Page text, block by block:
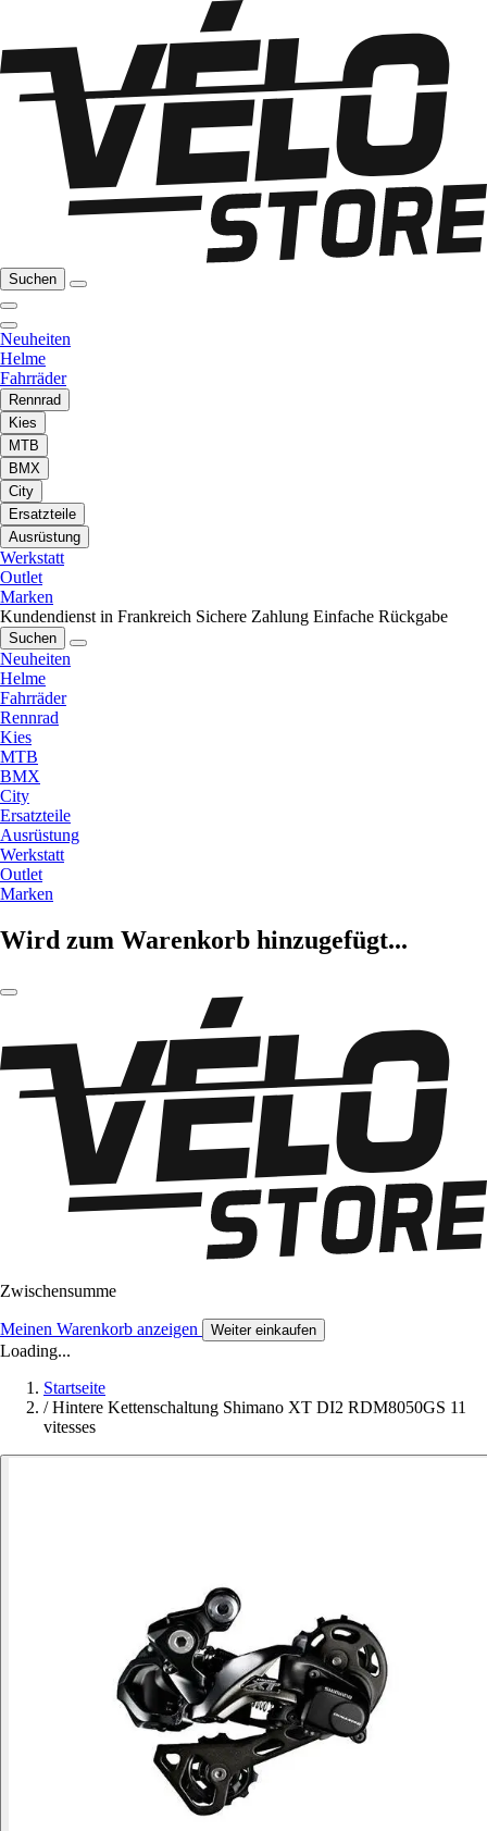
Suchen
Neuheiten
Helme
Fahrräder
Rennrad
Kies
MTB
BMX
City
Ersatzteile
Ausrüstung
Werkstatt
Outlet
Marken
Kundendienst in Frankreich Sichere Zahlung Einfache Rückgabe
Suchen
Neuheiten
Helme
Fahrräder
Rennrad
Kies
MTB
BMX
City
Ersatzteile
Ausrüstung
Werkstatt
Outlet
Marken
Wird zum Warenkorb hinzugefügt...
Zwischensumme
Meinen Warenkorb anzeigen Weiter einkaufen
Loading...
Startseite
/ Hintere Kettenschaltung Shimano XT DI2 RDM8050GS 11
vitesses